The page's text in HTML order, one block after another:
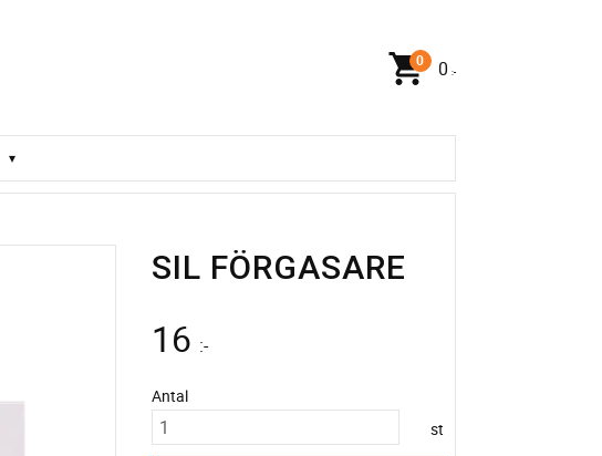
0 :-
SIL FÖRGASARE
16 :-
Antal
st